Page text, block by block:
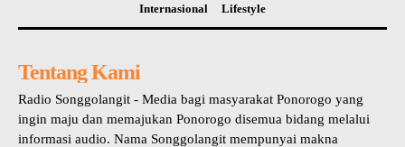
Internasional
Lifestyle
Tentang Kami
Radio Songgolangit - Media bagi masyarakat Ponorogo yang
ingin maju dan memajukan Ponorogo disemua bidang melalui
informasi audio. Nama Songgolangit mempunyai makna